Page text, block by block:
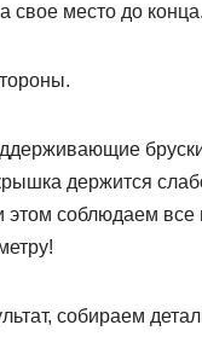
свое место до конца.
держится
этом соблюдаем
собираем